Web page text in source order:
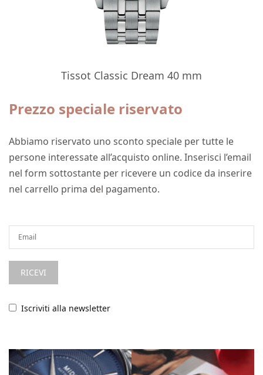
Tissot Classic Dream 40 mm
Prezzo speciale riservato
Abbiamo riservato uno sconto speciale per tutte le
persone interessate all’acquisto online. Inserisci l’email
nel form sottostante per ricevere un codice da inserire
nel carrello prima del pagamento.
Iscriviti alla newsletter